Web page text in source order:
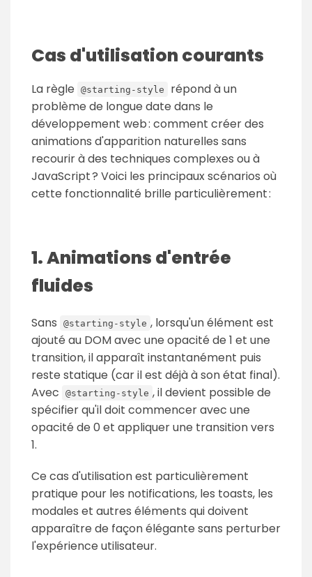
Cas d'utilisation courants
La règle @starting-style
répond à un
problème de longue date dans le
développement web : comment créer des
animations d'apparition naturelles sans
recourir à des techniques complexes ou à
JavaScript ? Voici les principaux scénarios où
cette fonctionnalité brille particulièrement :
1. Animations d'entrée
fluides
Sans @starting-style , lorsqu'un élément est
ajouté au DOM avec une opacité de 1 et une
transition, il apparaît instantanément puis
reste statique (car il est déjà à son état final).
Avec
@starting-style , il devient possible de
spécifier qu'il doit commencer avec une
opacité de 0 et appliquer une transition vers
1.
Ce cas d'utilisation est particulièrement
pratique pour les notifications, les toasts, les
modales et autres éléments qui doivent
apparaître de façon élégante sans perturber
l'expérience utilisateur.